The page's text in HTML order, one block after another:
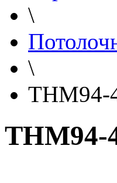
\
\
THM94-
THM94-